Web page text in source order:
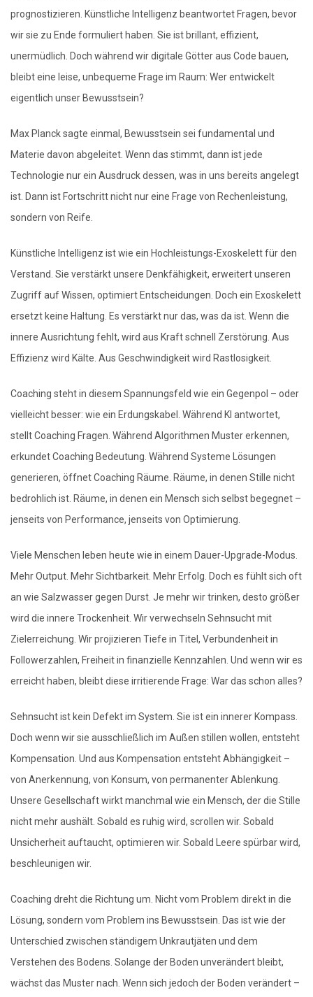
prognostizieren. Künstliche Intelligenz beantwortet Fragen, bevor
wir sie zu Ende formuliert haben. Sie ist brillant, effizient,
unermüdlich. Doch während wir digitale Götter aus Code bauen,
bleibt eine leise, unbequeme Frage im Raum: Wer entwickelt
eigentlich unser Bewusstsein?
Max Planck sagte einmal, Bewusstsein sei fundamental und
Materie davon abgeleitet. Wenn das stimmt, dann ist jede
Technologie nur ein Ausdruck dessen, was in uns bereits angelegt
ist. Dann ist Fortschritt nicht nur eine Frage von Rechenleistung,
sondern von Reife.
Künstliche Intelligenz ist wie ein Hochleistungs-Exoskelett für den
Verstand. Sie verstärkt unsere Denkfähigkeit, erweitert unseren
Zugriff auf Wissen, optimiert Entscheidungen. Doch ein Exoskelett
ersetzt keine Haltung. Es verstärkt nur das, was da ist. Wenn die
innere Ausrichtung fehlt, wird aus Kraft schnell Zerstörung. Aus
Effizienz wird Kälte. Aus Geschwindigkeit wird Rastlosigkeit.
Coaching steht in diesem Spannungsfeld wie ein Gegenpol – oder
vielleicht besser: wie ein Erdungskabel. Während KI antwortet,
stellt Coaching Fragen. Während Algorithmen Muster erkennen,
erkundet Coaching Bedeutung. Während Systeme Lösungen
generieren, öffnet Coaching Räume. Räume, in denen Stille nicht
bedrohlich ist. Räume, in denen ein Mensch sich selbst begegnet –
jenseits von Performance, jenseits von Optimierung.
Viele Menschen leben heute wie in einem Dauer-Upgrade-Modus.
Mehr Output. Mehr Sichtbarkeit. Mehr Erfolg. Doch es fühlt sich oft
an wie Salzwasser gegen Durst. Je mehr wir trinken, desto größer
wird die innere Trockenheit. Wir verwechseln Sehnsucht mit
Zielerreichung. Wir projizieren Tiefe in Titel, Verbundenheit in
Followerzahlen, Freiheit in finanzielle Kennzahlen. Und wenn wir es
erreicht haben, bleibt diese irritierende Frage: War das schon alles?
Sehnsucht ist kein Defekt im System. Sie ist ein innerer Kompass.
Doch wenn wir sie ausschließlich im Außen stillen wollen, entsteht
Kompensation. Und aus Kompensation entsteht Abhängigkeit –
von Anerkennung, von Konsum, von permanenter Ablenkung.
Unsere Gesellschaft wirkt manchmal wie ein Mensch, der die Stille
nicht mehr aushält. Sobald es ruhig wird, scrollen wir. Sobald
Unsicherheit auftaucht, optimieren wir. Sobald Leere spürbar wird,
beschleunigen wir.
Coaching dreht die Richtung um. Nicht vom Problem direkt in die
Lösung, sondern vom Problem ins Bewusstsein. Das ist wie der
Unterschied zwischen ständigem Unkrautjäten und dem
Verstehen des Bodens. Solange der Boden unverändert bleibt,
wächst das Muster nach. Wenn sich jedoch der Boden verändert –